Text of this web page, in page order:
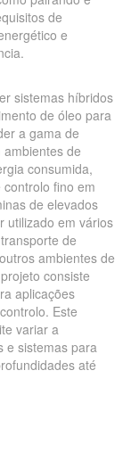
de
e
sistemas híbridos
de óleo para
a gama de
de
consumida,
fino em
de elevados
utilizado em vários
de
ambientes de
consiste
aplicações
Este
variar a
e sistemas para
até